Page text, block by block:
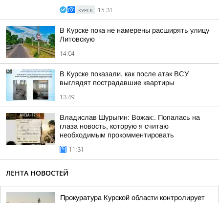
КУРСК 15:31
В Курске пока не намерены расширять улицу
Литовскую
14:04
В Курске показали, как после атак ВСУ
выглядят пострадавшие квартиры
13:49
Владислав Шурыгин: Вожак:. Попалась на
глаза новость, которую я считаю
необходимым прокомментировать
11:31
ЛЕНТА НОВОСТЕЙ
Прокуратура Курской области контролирует